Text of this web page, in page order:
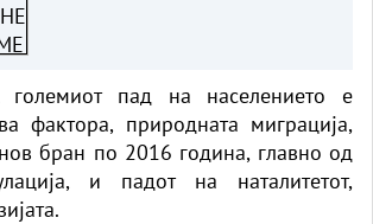
големиот пад на населението е
фактора, природната миграција,
бран по 2016 година, главно од
и падот на наталитетот,